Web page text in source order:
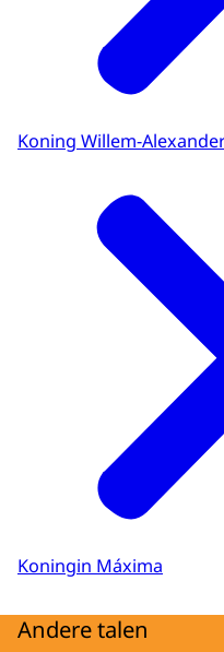
Koning Willem-
Koningin Máxima
Andere talen